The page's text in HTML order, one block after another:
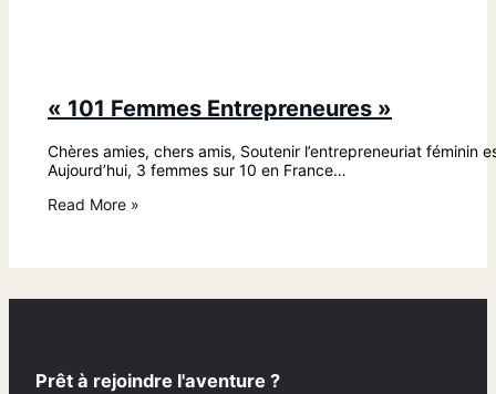
« 101 Femmes Entrepreneures »
Chères amies, chers amis, Soutenir l’entrepreneuriat
Aujourd’hui, 3 femmes sur 10 en France…
Read More »
Prêt à rejoindre l'aventure ?